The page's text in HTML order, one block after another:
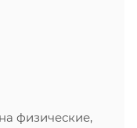
физические,